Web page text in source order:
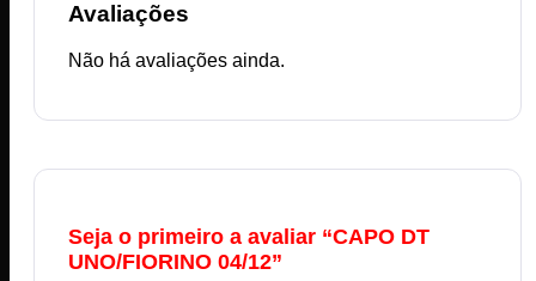
Avaliações
Não há avaliações ainda.
Seja o primeiro a avaliar “CAPO DT
UNO/FIORINO 04/12”